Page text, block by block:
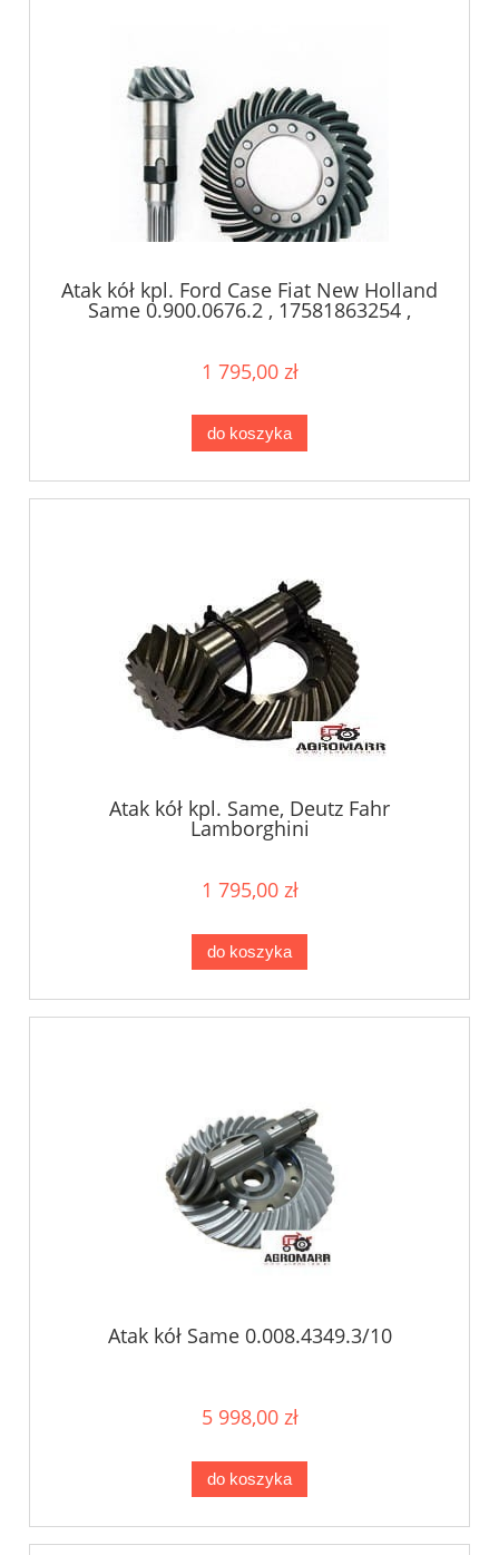
Atak kół kpl. Ford Case Fiat New Holland
Same 0.900.0676.2 , 17581863254 ,
1 795,00 zł
do koszyka
Atak kół kpl. Same, Deutz Fahr
Lamborghini
1 795,00 zł
do koszyka
Atak kół Same 0.008.4349.3/10
5 998,00 zł
do koszyka